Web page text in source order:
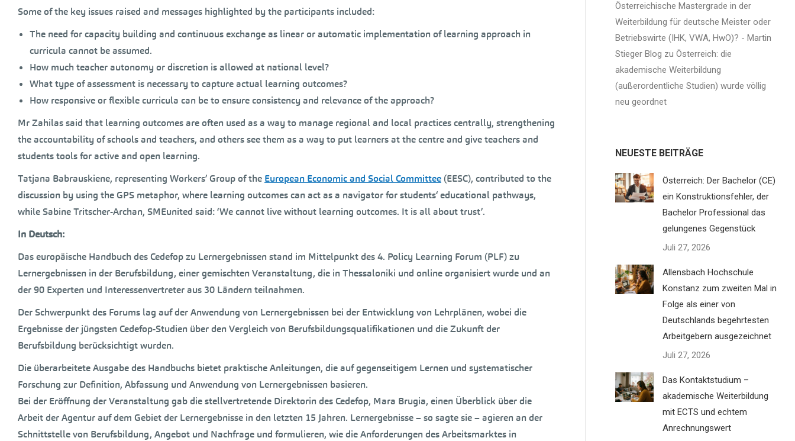
Some of the key issues raised and messages highlighted by the participants included:
The need for capacity building and continuous exchange as linear or automatic implementation of learning approach in
curricula cannot be assumed.
How much teacher autonomy or discretion is allowed at national level?
What type of assessment is necessary to capture actual learning outcomes?
How responsive or flexible curricula can be to ensure consistency and relevance of the approach?
Mr Zahilas said that learning outcomes are often used as a way to manage regional and local practices centrally, strengthening
the accountability of schools and teachers, and others see them as a way to put learners at the centre and give teachers and
students tools for active and open learning.
Tatjana Babrauskiene, representing Workers’ Group of the European Economic and Social Committee (EESC), contributed to the
discussion by using the GPS metaphor, where learning outcomes can act as a navigator for students‘ educational pathways,
while Sabine Tritscher-Archan, SMEunited said: ‘We cannot live without learning outcomes. It is all about trust’.
In Deutsch:
Das europäische Handbuch des Cedefop zu Lernergebnissen stand im Mittelpunkt des 4. Policy Learning Forum (PLF) zu
Lernergebnissen in der Berufsbildung, einer gemischten Veranstaltung, die in Thessaloniki und online organisiert wurde und an
der 90 Experten und Interessenvertreter aus 30 Ländern teilnahmen.
Der Schwerpunkt des Forums lag auf der Anwendung von Lernergebnissen bei der Entwicklung von Lehrplänen, wobei die
Ergebnisse der jüngsten Cedefop-Studien über den Vergleich von Berufsbildungsqualifikationen und die Zukunft der
Berufsbildung berücksichtigt wurden.
Die überarbeitete Ausgabe des Handbuchs bietet praktische Anleitungen, die auf gegenseitigem Lernen und systematischer
Forschung zur Definition, Abfassung und Anwendung von Lernergebnissen basieren.
Bei der Eröffnung der Veranstaltung gab die stellvertretende Direktorin des Cedefop, Mara Brugia, einen Überblick über die
Arbeit der Agentur auf dem Gebiet der Lernergebnisse in den letzten 15 Jahren. Lernergebnisse – so sagte sie – agieren an der
Schnittstelle von Berufsbildung, Angebot und Nachfrage und formulieren, wie die Anforderungen des Arbeitsmarktes in
Österreichische Mastergrade in der
Weiterbildung für deutsche Meister oder
Betriebswirte (IHK, VWA, HwO)? - Martin
Stieger Blog zu Österreich: die
akademische Weiterbildung
(außerordentliche Studien) wurde völlig
neu geordnet
NEUESTE BEITRÄGE
Österreich: Der Bachelor (CE)
ein Konstruktionsfehler, der
Bachelor Professional das
gelungenes Gegenstück
Juli 27, 2026
Allensbach Hochschule
Konstanz zum zweiten Mal in
Folge als einer von
Deutschlands begehrtesten
Arbeitgebern ausgezeichnet
Juli 27, 2026
Das Kontaktstudium –
akademische Weiterbildung
mit ECTS und echtem
Anrechnungswert